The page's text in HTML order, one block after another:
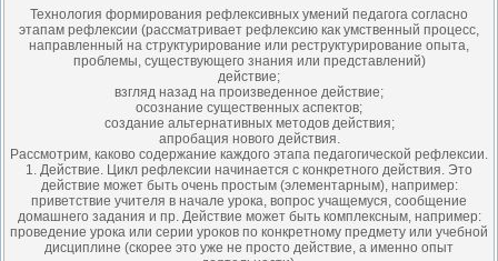
Технология формирования рефлексивных умений педагога согласно
этапам рефлексии (рассматривает рефлексию как умственный процесс,
направленный на структурирование или реструктурирование опыта,
проблемы, существующего знания или представлений)
действие;
взгляд назад на произведенное действие;
осознание существенных аспектов;
создание альтернативных методов действия;
апробация нового действия.
Рассмотрим, каково содержание каждого этапа педагогической рефлексии.
1. Действие. Цикл рефлексии начинается с конкретного действия. Это
действие может быть очень простым (элементарным), например:
приветствие учителя в начале урока, вопрос учащемуся, сообщение
домашнего задания и пр. Действие может быть комплексным, например:
проведение урока или серии уроков по конкретному предмету или учебной
дисциплине (скорее это уже не просто действие, а именно опыт